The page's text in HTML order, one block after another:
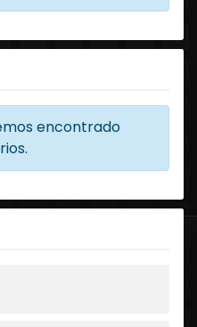
encontrado